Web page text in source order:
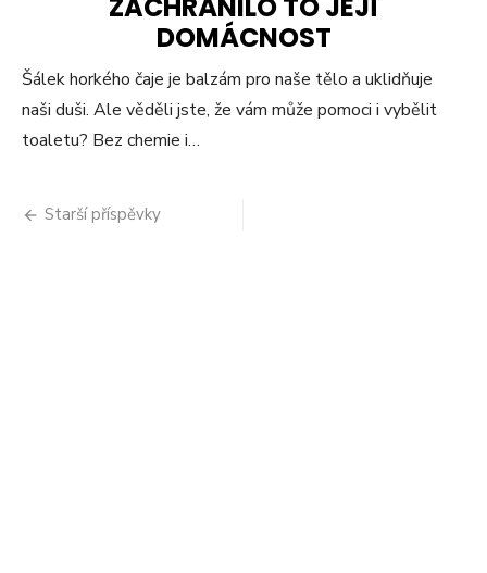
ZACHRÁNILO TO JEJÍ
DOMÁCNOST
Šálek horkého čaje je balzám pro naše tělo a uklidňuje
naši duši. Ale věděli jste, že vám může pomoci i vybělit
toaletu? Bez chemie i…
Navigace
Starší příspěvky